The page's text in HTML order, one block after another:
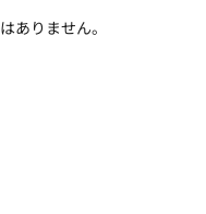
ありません。